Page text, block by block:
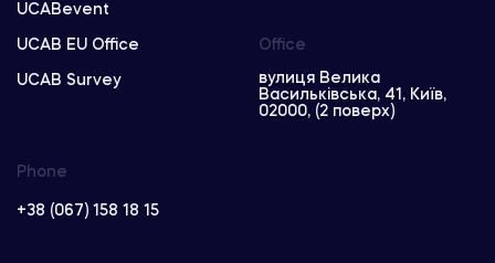
UCABevent
UCAB EU Office
UCAB Survey
Phone
+38 (067) 158 18 15
Office
вулиця Велика
Васильківська, 41, Київ,
02000, (2 поверх)